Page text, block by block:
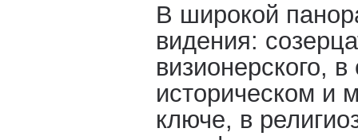
В широкой
видения:
визионерского,
историческом и
ключе, в